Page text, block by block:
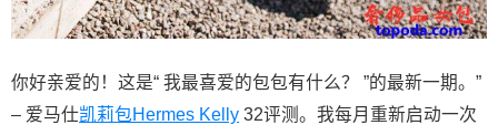
你好亲爱的！这是“ 我最喜爱的包包有什么？ ”的最新一期。”
– 爱马仕凯莉包Hermes Kelly 32评测。我每月重新启动一次